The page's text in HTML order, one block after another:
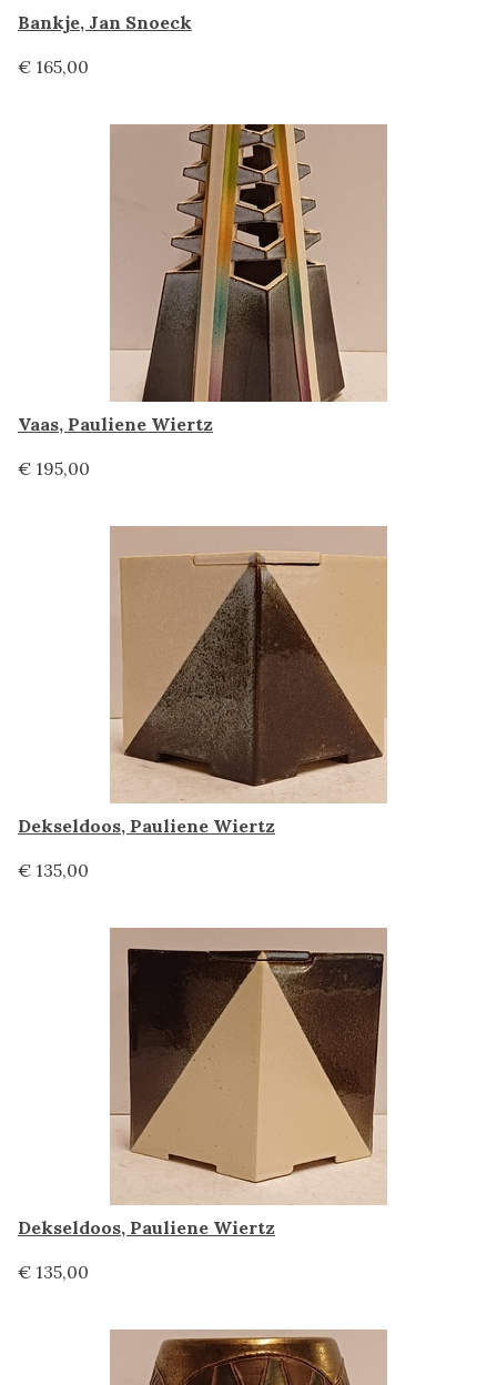
Bankje, Jan Snoeck
€ 165,00
Vaas, Pauliene Wiertz
€ 195,00
Dekseldoos, Pauliene Wiertz
€ 135,00
Dekseldoos, Pauliene Wiertz
€ 135,00